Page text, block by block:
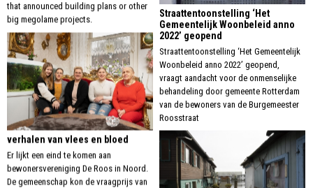
Straattentoonstelling ‘Het
Gemeentelijk Woonbeleid anno
2022’ geopend
Straattentoonstelling ‘Het Gemeentelijk
Woonbeleid anno 2022’ geopend,
vraagt aandacht voor de onmenselijke
behandeling door gemeente Rotterdam
van de bewoners van de Burgemeester
Roosstraat
that announced building plans or other
big megolame projects.
verhalen van vlees en bloed
Er lijkt een eind te komen aan
bewonersvereniging De Roos in Noord.
De gemeenschap kon de vraagprijs van